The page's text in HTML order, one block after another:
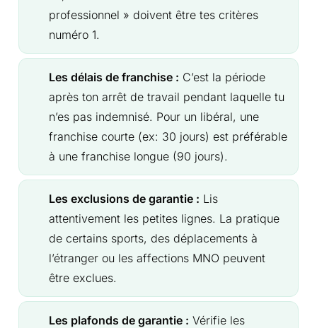
professionnel » doivent être tes critères
numéro 1.
Les délais de franchise : C’est la période
après ton arrêt de travail pendant laquelle tu
n’es pas indemnisé. Pour un libéral, une
franchise courte (ex: 30 jours) est préférable
à une franchise longue (90 jours).
Les exclusions de garantie : Lis
attentivement les petites lignes. La pratique
de certains sports, des déplacements à
l’étranger ou les affections MNO peuvent
être exclues.
Les plafonds de garantie : Vérifie les